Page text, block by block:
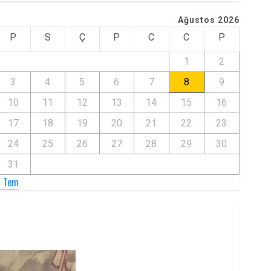
Ağustos 2026
P S Ç P C C P
1
2
3
4 5 6 7 8
9
10
11 12 13 14 15
16
17
18 19 20 21 22
23
24
25 26 27 28 29
30
31